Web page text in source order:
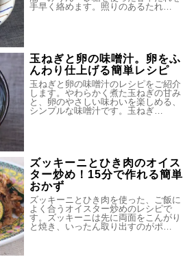
手早く絡めます。照りのあるたれ…
玉ねぎと卵の味噌汁。卵をふ
んわり仕上げる簡単レシピ
玉ねぎと卵の味噌汁のレシピをご紹介
します。やわらかく煮た玉ねぎの甘み
と、卵のやさしい味わいを楽しめる、
シンプルな味噌汁です。玉ねぎ…
ズッキーニとひき肉のオイス
ター炒め！15分で作れる簡単
おかず
ズッキーニとひき肉を使った、ご飯に
よく合うオイスター炒めのレシピで
す。ズッキーニは先に両面をこんがり
と焼き、いったん取り出すのがポ…